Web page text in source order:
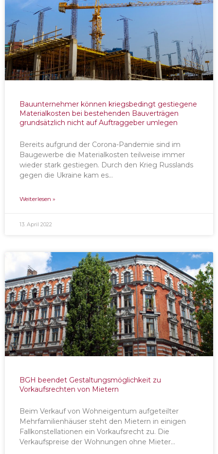
Bauunternehmer können kriegsbedingt gestiegene
Materialkosten bei bestehenden Bauverträgen
grundsätzlich nicht auf Auftraggeber umlegen
Bereits aufgrund der Corona-Pandemie sind im
Baugewerbe die Materialkosten teilweise immer
wieder stark gestiegen. Durch den Krieg Russlands
gegen die Ukraine kam es…
Weiterlesen »
13. April 2022
BGH beendet Gestaltungsmöglichkeit zu
Vorkaufsrechten von Mietern
Beim Verkauf von Wohneigentum aufgeteilter
Mehrfamilienhäuser steht den Mietern in einigen
Fallkonstellationen ein Vorkaufsrecht zu. Die
Verkaufspreise der Wohnungen ohne Mieter…